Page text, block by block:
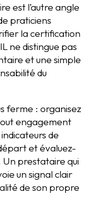
est l’autre angle
praticiens
la certification
ne distingue pas
et une simple
du
ferme : organisez
engagement
de
et évaluez-
Un prestataire qui
un signal clair
de son propre